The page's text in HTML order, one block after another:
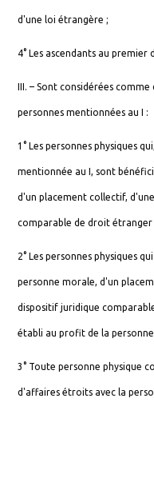
d'une loi étrangère ;
4° Les ascendants au premier
III. – Sont considérées
personnes mentionnées au I :
1° Les personnes physiques
mentionnée au I, sont
d'un placement collectif,
comparable de droit étranger
2° Les personnes physiques
personne morale, d'un
dispositif juridique
établi au profit de la
3° Toute personne physique
d'affaires étroits avec la